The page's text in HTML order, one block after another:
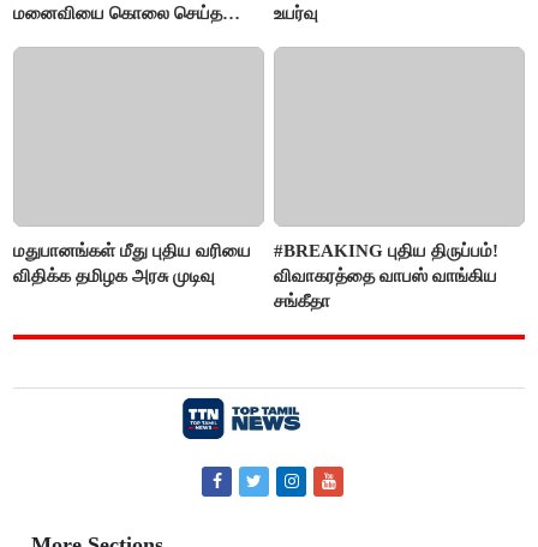
மனைவியை கொலை செய்த
உயர்வு
மதுபானங்கள் மீது புதிய வரியை
விதிக்க தமிழக அரசு முடிவு
#BREAKING புதிய திருப்பம்!
விவாகரத்தை வாபஸ் வாங்கிய
சங்கீதா